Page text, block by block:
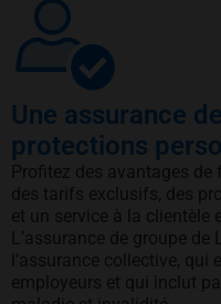
Une assurance
protections